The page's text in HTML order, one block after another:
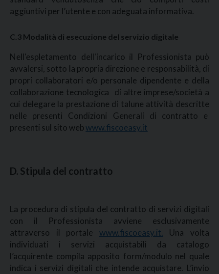
aggiuntivi per l’utente e con adeguata informativa.
C.3 Modalità di esecuzione del servizio digitale
Nell'espletamento dell'incarico il Professionista può
avvalersi, sotto la propria direzione e responsabilità, di
propri collaboratori e/o personale dipendente e della
collaborazione tecnologica di altre imprese/società a
cui delegare la prestazione di talune attività descritte
nelle presenti Condizioni Generali di contratto e
presenti sul sito webwww.fiscoeasy.it
D. Stipula del contratto
La procedura di stipula del contratto di servizi digitali
con il Professionista avviene esclusivamente
attraverso il portale www.fiscoeasy.it. Una volta
individuati i servizi acquistabili da catalogo
l’acquirente compila apposito form/modulo nel quale
indica i servizi digitali che intende acquistare. L’invio